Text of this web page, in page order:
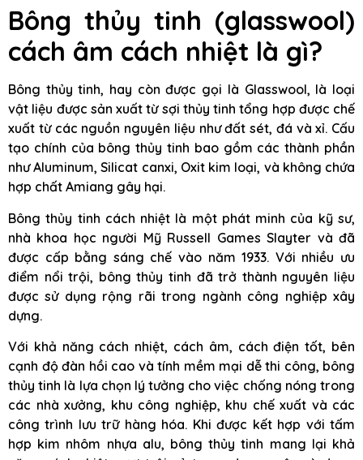
Bông thủy tinh (glasswool)
cách âm cách nhiệt là gì?
Bông thủy tinh, hay còn được gọi là Glasswool, là loại
vật liệu được sản xuất từ sợi thủy tinh tổng hợp được chế
xuất từ các nguồn nguyên liệu như đất sét, đá và xỉ. Cấu
tạo chính của bông thủy tinh bao gồm các thành phần
như Aluminum, Silicat canxi, Oxit kim loại, và không chứa
hợp chất Amiang gây hại.
Bông thủy tinh cách nhiệt là một phát minh của kỹ sư,
nhà khoa học người Mỹ Russell Games Slayter và đã
được cấp bằng sáng chế vào năm 1933. Với nhiều ưu
điểm nổi trội, bông thủy tinh đã trở thành nguyên liệu
được sử dụng rộng rãi trong ngành công nghiệp xây
dựng.
Với khả năng cách nhiệt, cách âm, cách điện tốt, bên
cạnh độ đàn hồi cao và tính mềm mại dễ thi công, bông
thủy tinh là lựa chọn lý tưởng cho việc chống nóng trong
các nhà xưởng, khu công nghiệp, khu chế xuất và các
công trình lưu trữ hàng hóa. Khi được kết hợp với tấm
hợp kim nhôm nhựa alu, bông thủy tinh mang lại khả